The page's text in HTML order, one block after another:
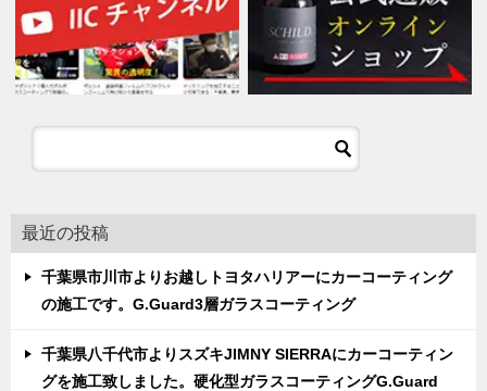
最近の投稿
千葉県市川市よりお越しトヨタハリアーにカーコーティング
の施工です。G.Guard3層ガラスコーティング
千葉県八千代市よりスズキJIMNY SIERRAにカーコーティン
グを施工致しました。硬化型ガラスコーティングG.Guard